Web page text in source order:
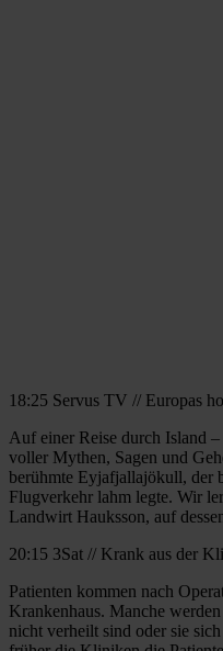
18:25 Servus TV // Europas
Auf einer Reise durch Island
voller Mythen, Sagen und
berühmte Eyjafjallajökull, der
Flugverkehr lahm legte. Wir
Landwirt Hauksson, auf
20:15 3Sat // Krank aus der
Patienten kommen nach
Krankenhaus. Manche
nicht verheilt sind oder sie